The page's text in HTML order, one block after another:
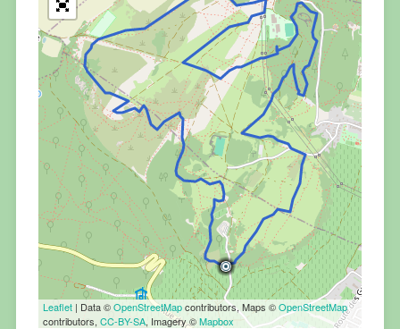
Leaflet| Data ©OpenStreetMapcontributors, Maps ©OpenStreetMap
contributors, CC-BY-SA, Imagery ©Mapbox